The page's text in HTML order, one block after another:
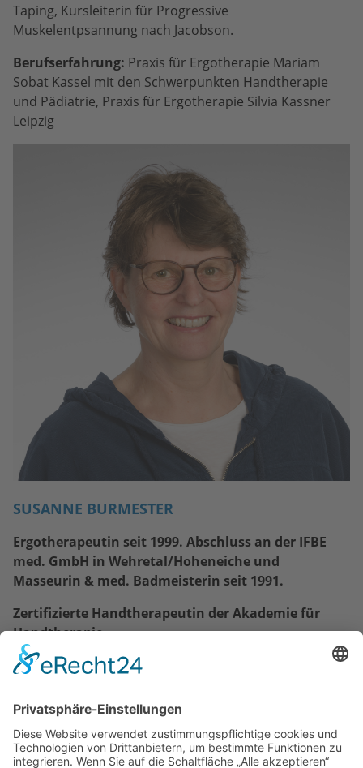
Taping, Kursleiterin für Progressive
Muskelentpsannung nach Jacobson.
Berufserfahrung: Praxis für Ergotherapie Mariam
Sobat Kassel mit den Schwerpunkten Handtherapie
und Pädiatrie, Praxis für Ergotherapie Silvia Kassner
Leipzig
SUSANNE BURMESTER
Ergotherapeutin seit 1999. Abschluss an der IFBE
med. GmbH in Wehretal/Hoheneiche und
Masseurin & med. Badmeisterin seit 1991.
Zertifizierte Handtherapeutin der Akademie für
Handtherapie
FortbildungMyofaszial Release, Medical Taping,
Ödemtherapeutin, Problemschulter Orthopädie,
Fußreflextherapeutin, Bobath, Handlungsorientierte
Diagnostik und Therapie (HODT).